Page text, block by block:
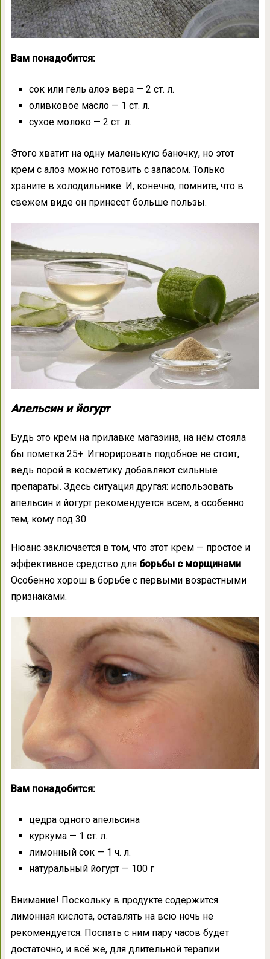
Вам понадобится:
сок или гель алоэ вера — 2 ст. л.
оливковое масло — 1 ст. л.
сухое молоко — 2 ст. л.
Этого хватит на одну маленькую баночку, но этот
крем с алоэ можно готовить с запасом. Только
храните в холодильнике. И, конечно, помните, что в
свежем виде он принесет больше пользы.
Апельсин и йогурт
Будь это крем на прилавке магазина, на нём стояла
бы пометка 25+. Игнорировать подобное не стоит,
ведь порой в косметику добавляют сильные
препараты. Здесь ситуация другая: использовать
апельсин и йогурт рекомендуется всем, а особенно
тем, кому под 30.
Нюанс заключается в том, что этот крем — простое и
эффективное средство для борьбы с морщинами.
Особенно хорош в борьбе с первыми возрастными
признаками.
Вам понадобится:
цедра одного апельсина
куркума — 1 ст. л.
лимонный сок — 1 ч. л.
натуральный йогурт — 100 г
Внимание! Поскольку в продукте содержится
лимонная кислота, оставлять на всю ночь не
рекомендуется. Поспать с ним пару часов будет
достаточно, и всё же, для длительной терапии